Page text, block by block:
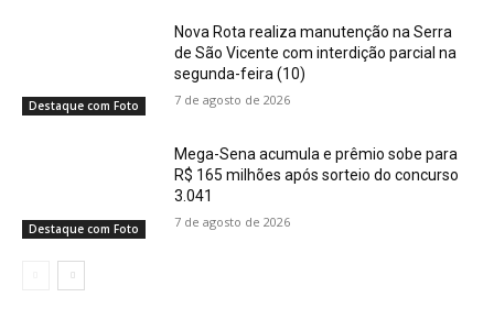
Destaque com Foto
Nova Rota realiza manutenção na Serra
de São Vicente com interdição parcial na
segunda-feira (10)
7 de agosto de 2026
Destaque com Foto
Mega-Sena acumula e prêmio sobe para
R$ 165 milhões após sorteio do concurso
3.041
7 de agosto de 2026